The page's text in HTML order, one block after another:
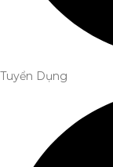
Tuyển Dụng